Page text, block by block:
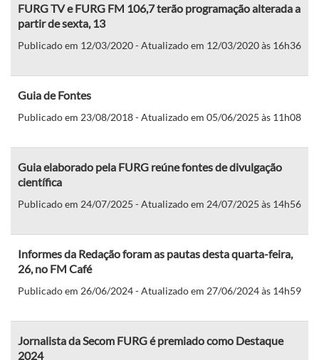
FURG TV e FURG FM 106,7 terão programação alterada a
partir de sexta, 13
Publicado em 12/03/2020 - Atualizado em 12/03/2020 às 16h36
Guia de Fontes
Publicado em 23/08/2018 - Atualizado em 05/06/2025 às 11h08
Guia elaborado pela FURG reúne fontes de divulgação
científica
Publicado em 24/07/2025 - Atualizado em 24/07/2025 às 14h56
Informes da Redação foram as pautas desta quarta-feira,
26, no FM Café
Publicado em 26/06/2024 - Atualizado em 27/06/2024 às 14h59
Jornalista da Secom FURG é premiado como Destaque
2024